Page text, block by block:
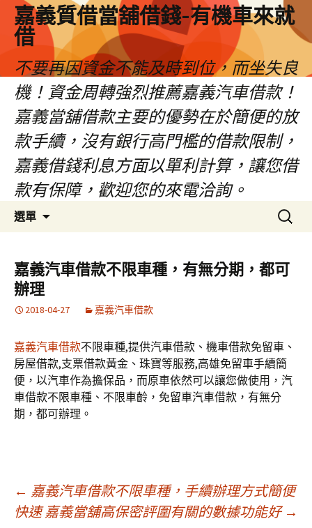
嘉義質借當舖借錢-有機車來就
借
不要再因資金不能及時到位，而坐失良
機！資金周轉強烈推薦嘉義汽車借款！
嘉義當舖借款主要的優勢在於簡便的放
款手續，沒有銀行高門檻的借款限制，
嘉義借錢利息方面以單利計算，讓您借
款有保障，歡迎您的來電洽詢。
選單
容
區
搜
尋
鍵
字:
嘉義汽車借款不限車種，有無分期，都可
辦理
2018-04-27 嘉義汽車借款
嘉義汽車借款不限車種,提供汽車借款、機車借款免留車、
房屋借款,支票借款黃金、珠寶等服務,高雄免留車手續簡
便，以汽車作為擔保品，而原車依然可以讓您做使用，汽
車借款不限車種、不限車齡，免留車汽車借款，有無分
期，都可辦理。
文
← 嘉義汽車借款不限車種，手續辦理方式簡便
快速 嘉義當舖高保密評圍有關的數據功能好 →